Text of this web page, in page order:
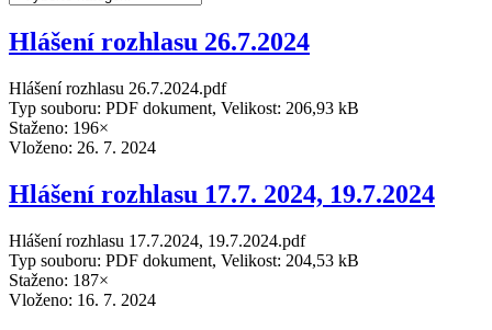
Hlášení rozhlasu 26.7.2024
Hlášení rozhlasu 26.7.2024.pdf
Typ souboru: PDF dokument, Velikost: 206,93 kB
Staženo: 196×
Vloženo: 26. 7. 2024
Hlášení rozhlasu 17.7. 2024, 19.7.2024
Hlášení rozhlasu 17.7.2024, 19.7.2024.pdf
Typ souboru: PDF dokument, Velikost: 204,53 kB
Staženo: 187×
Vloženo: 16. 7. 2024